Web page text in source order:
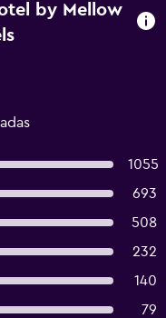
by Mellow
1055
693
508
232
140
79